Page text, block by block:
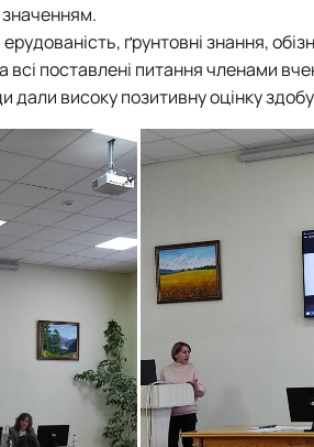
ґрунтовні знання,
поставлені питання членами
дали високу позитивну оцінку